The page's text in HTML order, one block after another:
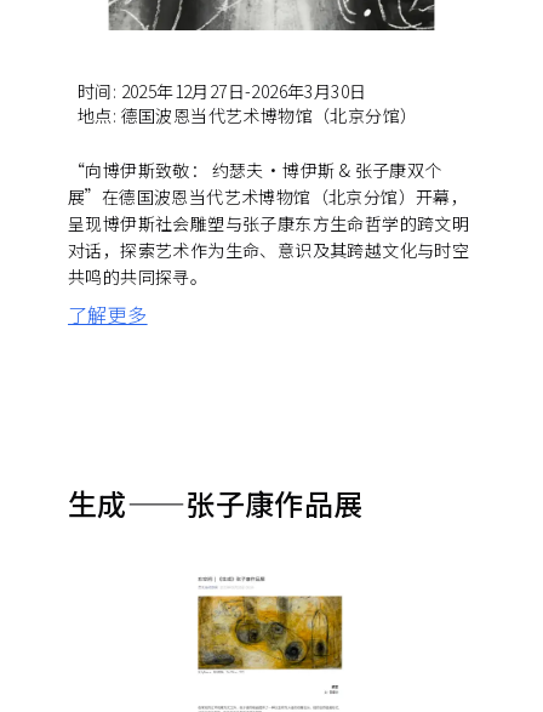
时间: 2025年12月27日-2026年3月30日
地点: 德国波恩当代艺术博物馆（北京分馆）
“向博伊斯致敬： 约瑟夫·博伊斯 & 张子康双个
展”在德国波恩当代艺术博物馆（北京分馆）开幕，
呈现博伊斯社会雕塑与张子康东方生命哲学的跨文明
对话，探索艺术作为生命、意识及其跨越文化与时空
共鸣的共同探寻。
了解更多
生成——张子康作品展